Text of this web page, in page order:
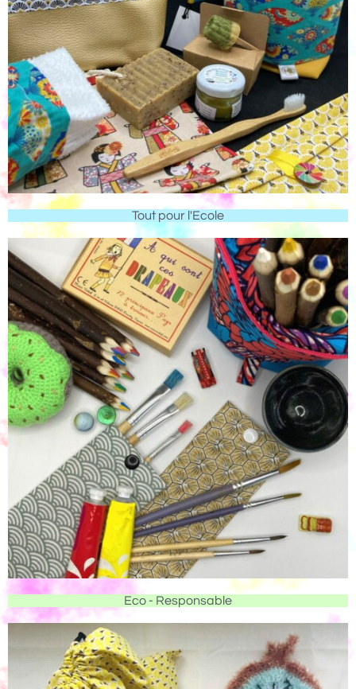
Tout pour l'Ecole
Eco - Responsable